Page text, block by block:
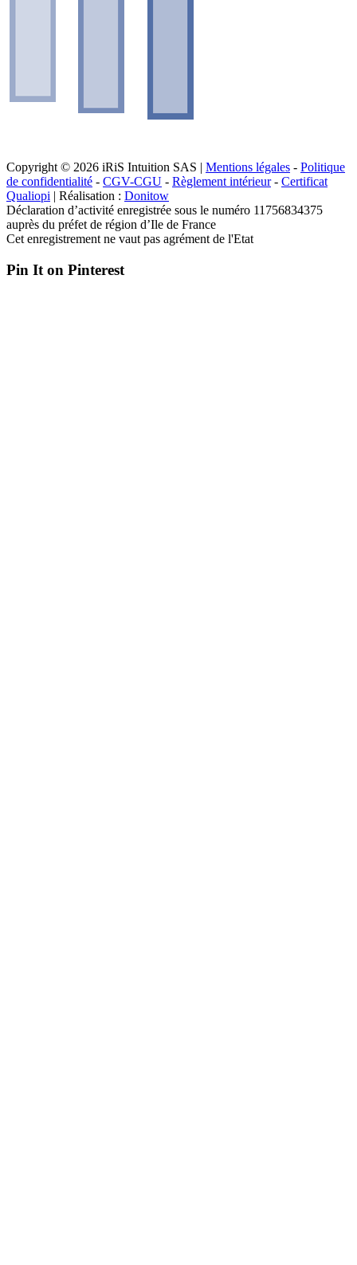
Copyright © 2026 iRiS Intuition SAS | Mentions légales - Politique
de confidentialité - CGV-CGU - Règlement intérieur- Certificat
Qualiopi | Réalisation : Donitow
Déclaration d’activité enregistrée sous le numéro 11756834375
auprès du préfet de région d’Ile de France
Cet enregistrement ne vaut pas agrément de l'Etat
Pin It on Pinterest